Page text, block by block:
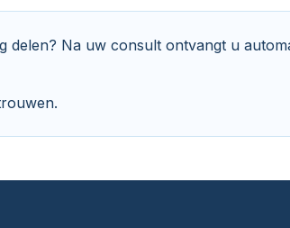
delen? Na uw consult ontvangt u